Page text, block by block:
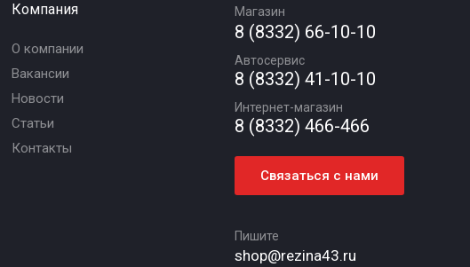
Компания
О компании
Вакансии
Новости
Статьи
Контакты
Магазин
8 (8332) 66-10-10
Автосервис
8 (8332) 41-10-10
Интернет-магазин
8 (8332) 466-466
Связаться с нами
Пишите
shop@rezina43.ru